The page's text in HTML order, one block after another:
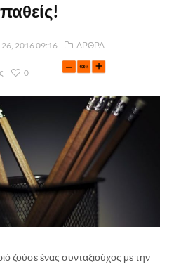
26, 2016 09:16 ΑΡΘΡΑ
0
ζούσε ένας συνταξιούχος με την